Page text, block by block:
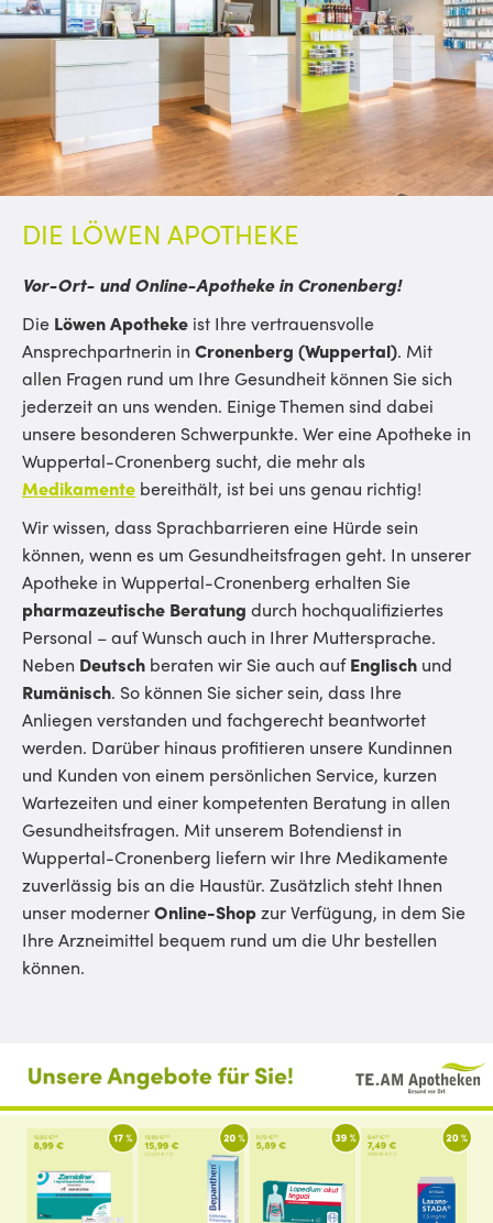
DIE LÖWEN APOTHEKE
Vor-Ort- und Online-Apotheke in Cronenberg!
Die Löwen Apotheke ist Ihre vertrauensvolle
Ansprechpartnerin in Cronenberg (Wuppertal). Mit
allen Fragen rund um Ihre Gesundheit können Sie sich
jederzeit an uns wenden. Einige Themen sind dabei
unsere besonderen Schwerpunkte. Wer eine Apotheke in
Wuppertal-Cronenberg sucht, die mehr als
Medikamente bereithält, ist bei uns genau richtig!
Wir wissen, dass Sprachbarrieren eine Hürde sein
können, wenn es um Gesundheitsfragen geht. In unserer
Apotheke in Wuppertal-Cronenberg erhalten Sie
pharmazeutische Beratung durch hochqualifiziertes
Personal – auf Wunsch auch in Ihrer Muttersprache.
Neben Deutsch beraten wir Sie auch aufEnglisch und
Rumänisch. So können Sie sicher sein, dass Ihre
Anliegen verstanden und fachgerecht beantwortet
werden. Darüber hinaus profitieren unsere Kundinnen
und Kunden von einem persönlichen Service, kurzen
Wartezeiten und einer kompetenten Beratung in allen
Gesundheitsfragen. Mit unserem Botendienst in
Wuppertal-Cronenberg liefern wir Ihre Medikamente
zuverlässig bis an die Haustür. Zusätzlich steht Ihnen
unser modernerOnline-Shopzur Verfügung, in dem Sie
Ihre Arzneimittel bequem rund um die Uhr bestellen
können.